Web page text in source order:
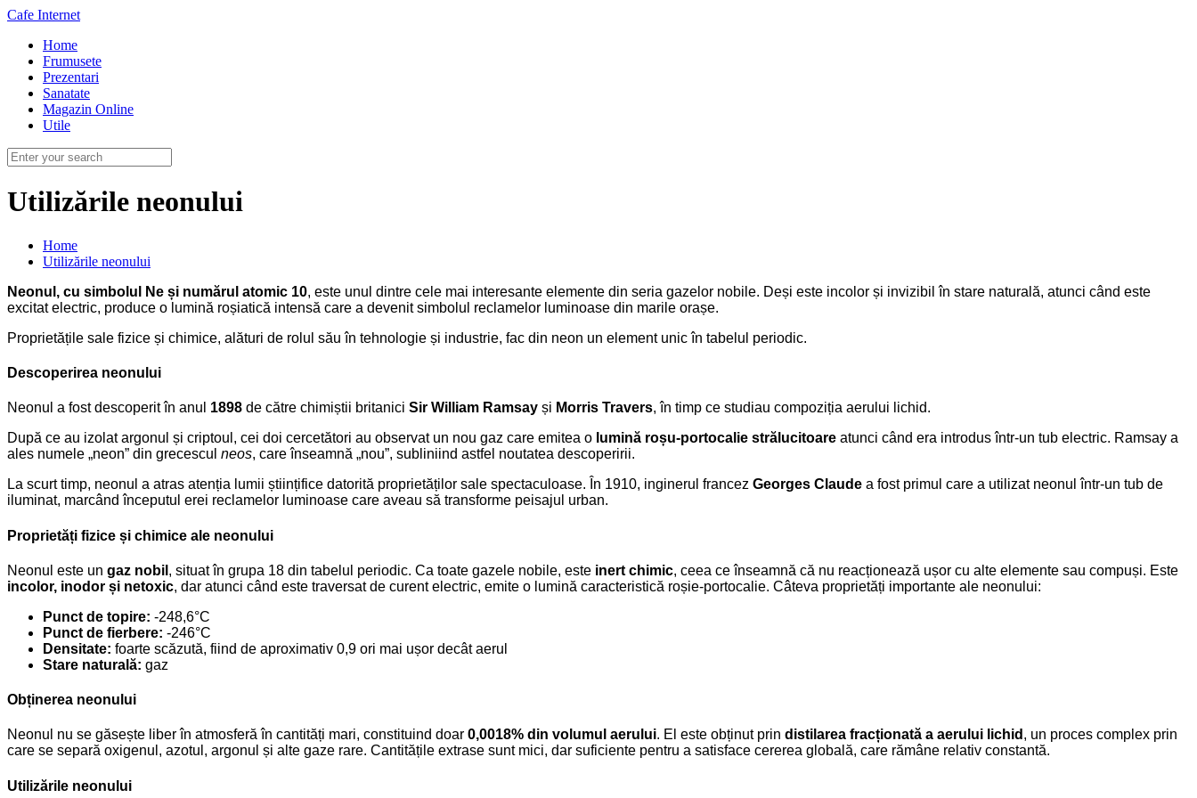
Cafe Internet
Home
Frumusete
Prezentari
Sanatate
Magazin Online
Utile
Utilizările neonului
Home
Utilizările neonului
Neonul, cu simbolul
Ne și numărul atomic 10, este unul dintre cele mai interesante elemente din seria gazelor nobile. Deși este incolor și invizibil în stare naturală, atunci când este
excitat electric, produce o lumină roșiatică intensă care a devenit simbolul reclamelor luminoase din marile orașe.
Proprietățile sale fizice și chimice, alături de rolul său în tehnologie și industrie, fac din neon un element unic în tabelul periodic.
Descoperirea neonului
Neonul a fost descoperit în anul 1898 de către chimiștii britanici Sir William Ramsay și Morris Travers, în timp ce studiau compoziția aerului lichid.
După ce au izolat argonul și criptoul, cei doi cercetători au observat un nou gaz care emitea o lumină roșu-portocalie strălucitoare atunci când era introdus într-un tub electric. Ramsay a
ales numele „neon” din grecescul neos, care înseamnă „nou”, subliniind astfel noutatea descoperirii.
La scurt timp, neonul a atras atenția lumii științifice datorită proprietăților sale spectaculoase. În 1910, inginerul francez Georges Claude a fost primul care a utilizat neonul într-un tub de
iluminat, marcând începutul erei reclamelor luminoase care aveau să transforme peisajul urban.
Proprietăți fizice și chimice ale neonului
Neonul este un gaz nobil , situat în grupa 18 din tabelul periodic. Ca toate gazele nobile, este inert chimic, ceea ce înseamnă că nu reacționează ușor cu alte elemente sau compuși. Este
incolor, inodor și netoxic, dar atunci când este traversat de curent electric, emite o lumină caracteristică roșie-portocalie. Câteva proprietăți importante ale neonului:
Punct de topire: -248,6°C
Punct de fierbere: -246°C
Densitate: foarte scăzută, fiind de aproximativ 0,9 ori mai ușor decât aerul
Stare naturală: gaz
Obținerea neonului
Neonul nu se găsește liber în atmosferă în cantități mari, constituind doar 0,0018% din volumul aerului. El este obținut prin distilarea fracționată a aerului lichid , un proces complex prin
care se separă oxigenul, azotul, argonul și alte gaze rare. Cantitățile extrase sunt mici, dar suficiente pentru a satisface cererea globală, care rămâne relativ constantă.
Utilizările neonului